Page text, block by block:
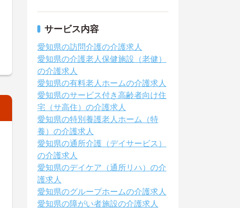
サービス内容
愛知県の訪問介護の介護求人
愛知県の介護老人保健施設（老健）
の介護求人
愛知県の有料老人ホームの介護求人
愛知県のサービス付き高齢者向け住
宅（サ高住）の介護求人
愛知県の特別養護老人ホーム（特
養）の介護求人
愛知県の通所介護（デイサービス）
の介護求人
愛知県のデイケア（通所リハ）の介
護求人
愛知県のグループホームの介護求人
愛知県の障がい者施設の介護求人